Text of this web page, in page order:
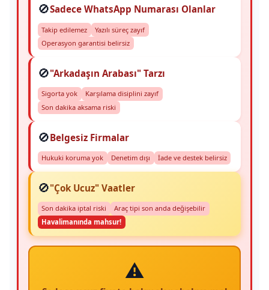
🚫Sadece WhatsApp Numarası Olanlar
Takip edilemez
Yazılı süreç zayıf
Operasyon garantisi belirsiz
🚫"Arkadaşın Arabası" Tarzı
Sigorta yok
Karşılama disiplini zayıf
Son dakika aksama riski
🚫Belgesiz Firmalar
Hukuki koruma yok Denetim dışı İade ve destek belirsiz
🚫"Çok Ucuz" Vaatler
Son dakika iptal riski
Araç tipi son anda değişebilir
Havalimanında mahsur!
⚠️